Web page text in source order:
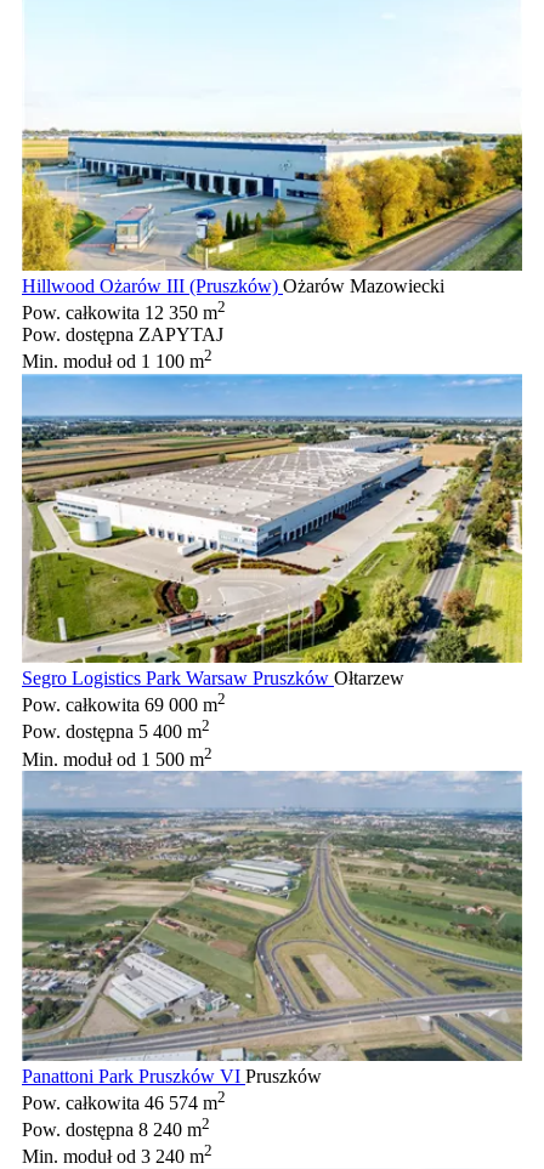
Hillwood Ożarów III (Pruszków) Ożarów Mazowiecki
Pow. całkowita 12 350 m2
Pow. dostępna ZAPYTAJ
Min. modułod 1 100 m2
Segro Logistics Park Warsaw Pruszków Ołtarzew
Pow. całkowita 69 000 m2
Pow. dostępna 5 400 m2
Min. modułod 1 500 m2
Panattoni Park Pruszków VI Pruszków
Pow. całkowita 46 574 m2
Pow. dostępna 8 240 m2
Min. modułod 3 240 m2